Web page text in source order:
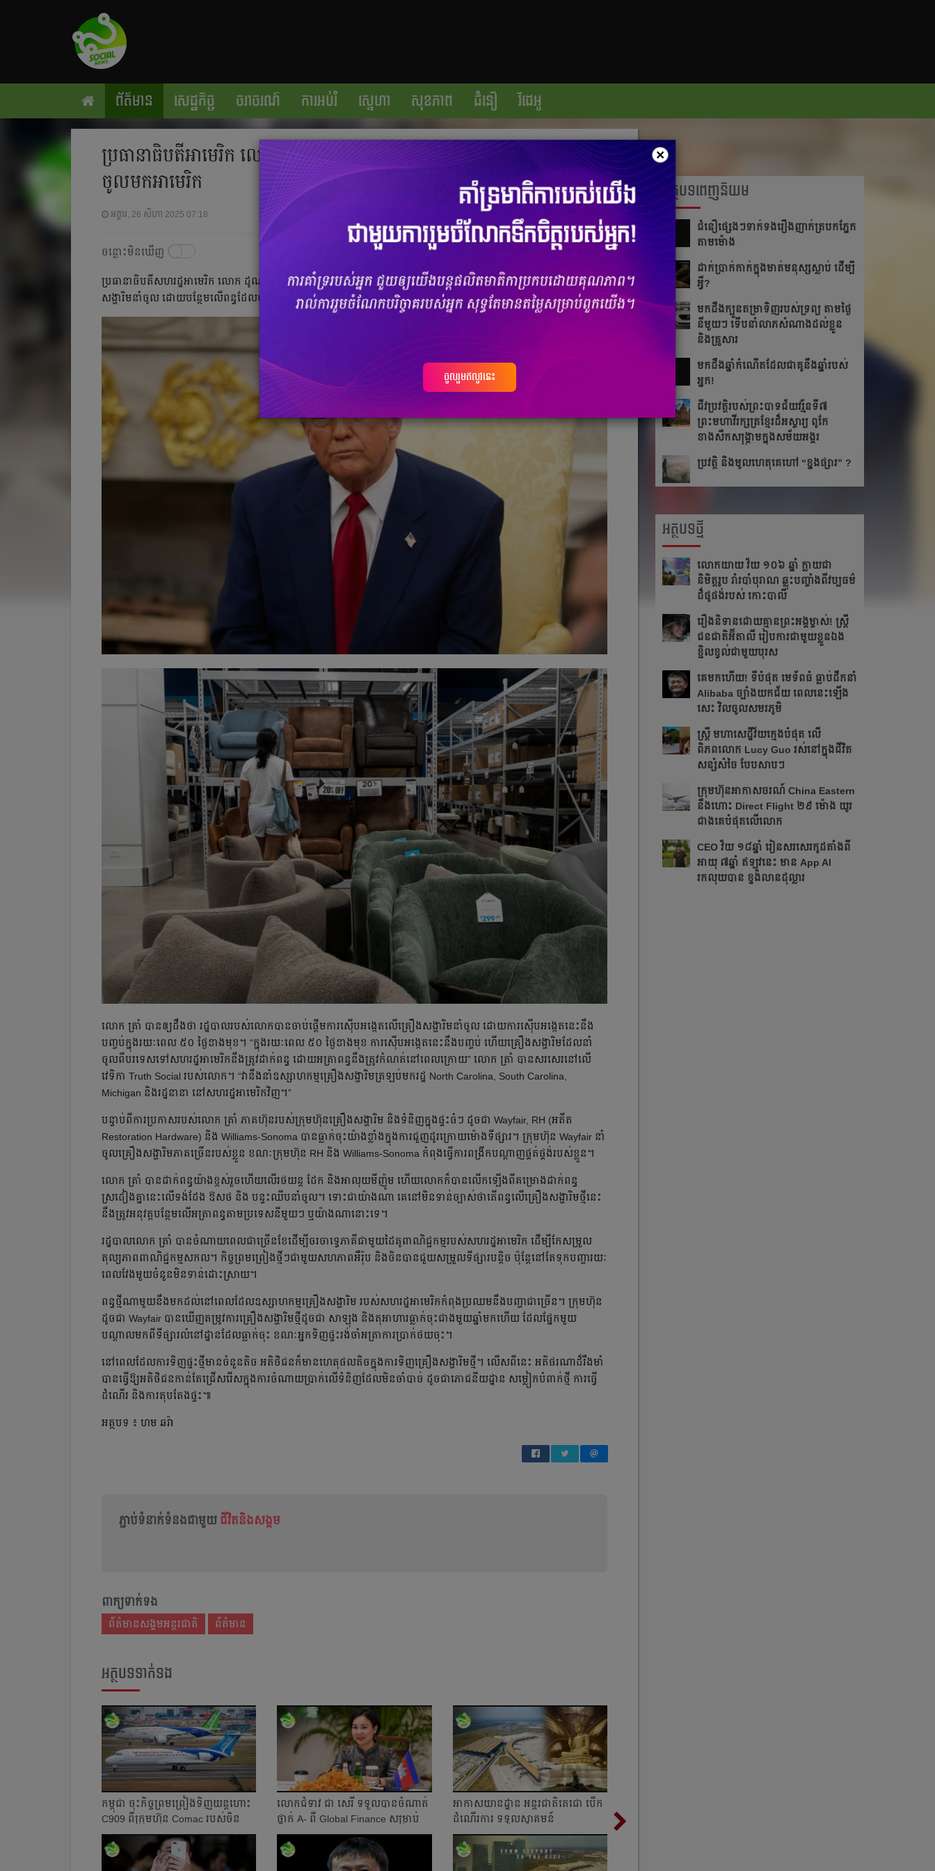
ព័ត៌មាន សេដ្ឋកិច្ច ចរាចរណ៍ ការអប់រំ ស្នេហា សុខភាព ជំនឿ វីដេអូ
ប្រធានាធិបតីអាមេរិក លោក ត្រាំ ត្រៀមដាក់ពន្ធបន្ថែមលើគ្រឿងសង្ហារឹម នាំ
ចូលមកអាមេរិក
អង្គារ, 26 សីហា 2025 07:18
ចន្លោះមិនឃើញ
ប្រធានាធិបតីសហរដ្ឋអាមេរិក លោក ដូណាល់ ត្រាំ បានប្រកាសកាលពីពេលថ្មីៗនេះថា រដ្ឋបាលរបស់លោកនឹងដាក់ពន្ធលើគ្រឿង
សង្ហារិមនាំចូល ដោយបន្ថែមលើពន្ធដែលបានដាក់រួចហើយលើផលិតផល និងទំនិញជាក់លាក់ផ្សេងទៀត។
លោក ត្រាំ បានឲ្យដឹងថា រដ្ឋបាលរបស់លោកបានចាប់ផ្តើមការស៊ើបអង្កេតលើគ្រឿងសង្ហារិមនាំចូល ដោយការស៊ើបអង្កេតនេះនឹង
បញ្ចប់ក្នុងរយៈពេល ៥០ ថ្ងៃខាងមុខ។ “ក្នុងរយៈពេល ៥០ ថ្ងៃខាងមុខ ការស៊ើបអង្កេតនេះនឹងបញ្ចប់ ហើយគ្រឿងសង្ហារិមដែលនាំ
ចូលពីបរទេសទៅសហរដ្ឋអាមេរិកនឹងត្រូវដាក់ពន្ធ ដោយអត្រាពន្ធនឹងត្រូវកំណត់នៅពេលក្រោយ” លោក ត្រាំ បានសរសេរនៅលើ
វេទិកា Truth Social របស់លោក។ “វានឹងនាំឧស្សាហកម្មគ្រឿងសង្ហារិមត្រឡប់មករដ្ឋ North Carolina, South Carolina,
Michigan និងរដ្ឋនានា នៅសហរដ្ឋអាមេរិកវិញ។”
បន្ទាប់ពីការប្រកាសរបស់លោក ត្រាំ ភាគហ៊ុនរបស់ក្រុមហ៊ុនគ្រឿងសង្ហារិម និងទំនិញក្នុងផ្ទះធំៗ ដូចជា Wayfair, RH (អតីត
Restoration Hardware) និង Williams-Sonoma បានធ្លាក់ចុះយ៉ាងខ្លាំងក្នុងការជួញដូរក្រោយម៉ោងទីផ្សារ។ ក្រុមហ៊ុន Wayfair នាំ
ចូលគ្រឿងសង្ហារិមភាគច្រើនរបស់ខ្លួន ខណៈក្រុមហ៊ុន RH និង Williams-Sonoma កំពុងធ្វើការពង្រីកបណ្តាញផ្គត់ផ្គង់របស់ខ្លួន។
លោក ត្រាំ បានដាក់ពន្ធយ៉ាងខ្ពស់រួចហើយលើរថយន្ត ដែក និងអាលុយមីញ៉ូម ហើយលោកក៏បានលើកឡើងពីគម្រោងដាក់ពន្ធ
ស្រដៀងគ្នានេះលើទង់ដែង ឱសថ និង បន្ទះឈីបនាំចូល។ ទោះជាយ៉ាងណា គេនៅមិនទាន់ច្បាស់ថាតើពន្ធលើគ្រឿងសង្ហារិមថ្មីនេះ
នឹងត្រូវអនុវត្តបន្ថែមលើអត្រាពន្ធតាមប្រទេសនីមួយៗ ឬយ៉ាងណានោះទេ។
រដ្ឋបាលលោក ត្រាំ បានចំណាយពេលជាច្រើនខែដើម្បីចរចាទ្វេភាគីជាមួយដៃគូពាណិជ្ជកម្មរបស់សហរដ្ឋអាមេរិក ដើម្បីកែសម្រួល
តុល្យភាពពាណិជ្ជកម្មសកល។ កិច្ចព្រមព្រៀងថ្មីៗជាមួយសហភាពអឺរ៉ុប និងចិនបានជួយសម្រួលទីផ្សារបន្តិច ប៉ុន្តែនៅតែទុកបញ្ហារយៈ
ពេលវែងមួយចំនួនមិនទាន់ដោះស្រាយ។
ពន្ធថ្មីណាមួយនឹងមកដល់នៅពេលដែលឧស្សាហកម្មគ្រឿងសង្ហារិម របស់សហរដ្ឋអាមេរិកកំពុងប្រឈមនឹងបញ្ហាជាច្រើន។ ក្រុមហ៊ុន
ដូចជា Wayfair បានឃើញតម្រូវការគ្រឿងសង្ហារិមថ្មីដូចជា សាឡុង និងតុអាហារធ្លាក់ចុះជាងមួយឆ្នាំមកហើយ ដែលផ្នែកមួយ
បណ្តាលមកពីទីផ្សារលំនៅដ្ឋានដែលធ្លាក់ចុះ ខណៈអ្នកទិញផ្ទះរង់ចាំអត្រាការប្រាក់ថយចុះ។
នៅពេលដែលការទិញផ្ទះថ្មីមានចំនួនតិច អតិថិជនក៏មានហេតុផលតិចក្នុងការទិញគ្រឿងសង្ហារិមថ្មី។ លើសពីនេះ អតិផរណាដ៏រឹងមាំ
បានធ្វើឱ្យអតិថិជនកាន់តែជ្រើសរើសក្នុងការចំណាយប្រាក់លើទំនិញដែលមិនចាំបាច់ ដូចជាភោជនីយដ្ឋាន សម្លៀកបំពាក់ថ្មី ការធ្វើ
ដំណើរ និងការតុបតែងផ្ទះ៕
អត្ថបទ ៖ ហម ឆរ៉ា
ភ្ជាប់ទំនាក់ទំនងជាមួយ ជីវិតនិងសង្គម
ពាក្យទាក់ទង
ព័ត៌មានសង្គមអន្តរជាតិ ព័ត៌មាន
អត្ថបទទាក់ទង
កម្ពុជា ចុះកិច្ចព្រមព្រៀងទិញយន្តហោះ
C909 ពីក្រុមហ៊ុន Comac របស់ចិន
ក្ន...
លោកជំទាវ ជា សេរី ទទួលបានចំណាត់
ថ្នាក់ A- ពី Global Finance សម្រាប់
ភាពជោ...
អាកាសយានដ្ឋាន អន្តរជាតិតេជោ បើក
ដំណើរការ ទទួលស្វាគមន៍
អាកាសចរណ៍ ពីជុំវិញ...
អត្ថបទពេញនិយម
ជំនឿ​ផ្សេងៗ​ទាក់ទង​រឿង​ញាក់​ត្របក​ភ្នែក​
តាម​ម៉ោង​
ដាក់​ប្រាក់​កាក់​ក្នុង​មាត់​មនុស្ស​ស្លាប់ ដើម្បី​
អ្វី?
មកដឹងក្បួនតម្រាទិញរបស់ទ្រព្យ តាមថ្ងៃ
នីមួយៗ ទើបនាំលាភសំណាងដល់ខ្លួន
និងគ្រួសារ
មក​ដឹងឆ្នាំ​កំណើត​ដែល​ជា​គូ​នឹង​ឆ្នាំ​របស់​
អ្នក!​
ជីវប្រវត្តិ​របស់​ព្រះបាទ​ជ័យវរ្ម័ន​ទី៧
ព្រះមហាវីរក្សត្រខ្មែរដ៏អស្ចារ្យ ពូកែ
ខាងសឹកសង្រ្គាមក្នុងសម័យអង្គរ
ប្រវត្តិ និងមូលហេតុគេហៅ “ខ្នងផ្សារ” ?
អត្ថបទថ្មី
លោកយាយ វ័យ ១០៦ ឆ្នាំ ក្លាយជា
និមិត្តរូប រាំរបាំបុរាណ ឆ្លុះបញ្ចាំងពីវប្បធម៌
ដ៏ផូផង់របស់ កោះបាលី
រឿងនិទានដោយគ្មានព្រះអង្គម្ចាស់! ស្ត្រី
ជនជាតិអ៊ីតាលី រៀបការជាមួយខ្លួនឯង
ខ្ជិលខ្វល់ជាមួយបុរស
គេមកហើយ! ទីបំផុត​ មេទ័ពធំ ធ្លាប់ដឹកនាំ
Alibaba ច្បាំងយកជ័យ ពេលនេះឡើង
សេះ វិលចូលសមរភូមិ
ស្ត្រី មហាសេដ្ឋីវ័យក្មេងបំផុត លើ
ពិភពលោក Lucy Guo រស់នៅក្នុងជីវិត
សន្សំសំចៃ បែបសាបៗ
ក្រុមហ៊ុនអាកាសចរណ៍ China Eastern
នឹង​ហោះ Direct Flight ២៩ ម៉ោង យូរ
ជាងគេបំផុតលើលោក
CEO វ័យ ១៨ឆ្នាំ រៀនសរសេរកូដតាំងពី
អាយុ ៧ឆ្នាំ ឥឡូវនេះ មាន App AI
រកលុយបាន ខ្ទង់លានដុល្លារ
×
ចូលរួមឥលូវនេះ